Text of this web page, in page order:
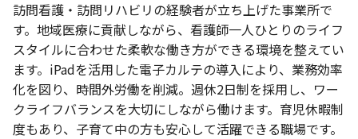
訪問看護・訪問リハビリの経験者が立ち上げた事業所で
す。地域医療に貢献しながら、看護師一人ひとりのライフ
スタイルに合わせた柔軟な働き方ができる環境を整えてい
ます。iPadを活用した電子カルテの導入により、業務効率
化を図り、時間外労働を削減。週休2日制を採用し、ワー
クライフバランスを大切にしながら働けます。育児休暇制
度もあり、子育て中の方も安心して活躍できる職場です。